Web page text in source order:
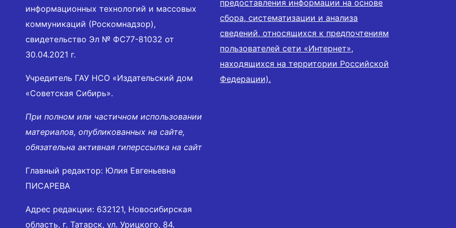
информационных технологий и массовых
коммуникаций (Роскомнадзор),
свидетельство Эл № ФС77-81032 от
30.04.2021 г.
Учредитель ГАУ НСО «Издательский дом
«Советская Сибирь».
При полном или частичном использовании
материалов, опубликованных на сайте,
обязательна активная гиперссылка на сайт
Главный редактор: Юлия Евгеньевна
ПИСАРЕВА
Адрес редакции: 632121, Новосибирская
область, г. Татарск, ул. Урицкого, 84.
предоставления информации на основе
сбора, систематизации и анализа
сведений, относящихся к предпочтениям
пользователей сети «Интернет»,
находящихся на территории Российской
Федерации).